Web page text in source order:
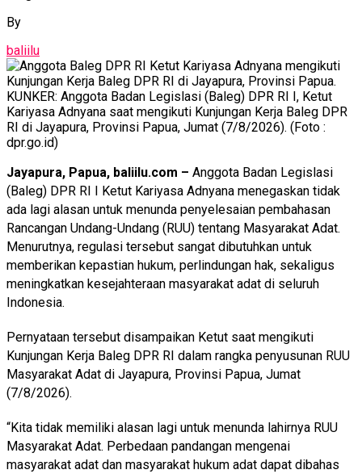
By
baliilu
KUNKER: Anggota Badan Legislasi (Baleg) DPR RI I, Ketut
Kariyasa Adnyana saat mengikuti Kunjungan Kerja Baleg DPR
RI di Jayapura, Provinsi Papua, Jumat (7/8/2026). (Foto :
dpr.go.id)
Jayapura, Papua, baliilu.com – Anggota Badan Legislasi
(Baleg) DPR RI I Ketut Kariyasa Adnyana menegaskan tidak
ada lagi alasan untuk menunda penyelesaian pembahasan
Rancangan Undang-Undang (RUU) tentang Masyarakat Adat.
Menurutnya, regulasi tersebut sangat dibutuhkan untuk
memberikan kepastian hukum, perlindungan hak, sekaligus
meningkatkan kesejahteraan masyarakat adat di seluruh
Indonesia.
Pernyataan tersebut disampaikan Ketut saat mengikuti
Kunjungan Kerja Baleg DPR RI dalam rangka penyusunan RUU
Masyarakat Adat di Jayapura, Provinsi Papua, Jumat
(7/8/2026).
“Kita tidak memiliki alasan lagi untuk menunda lahirnya RUU
Masyarakat Adat. Perbedaan pandangan mengenai
masyarakat adat dan masyarakat hukum adat dapat dibahas